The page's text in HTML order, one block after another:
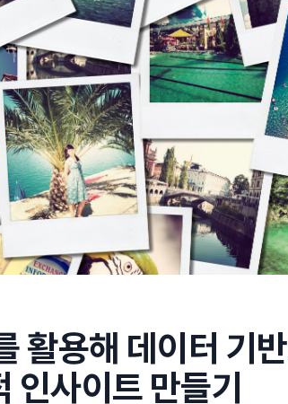
활용해 데이터 기
인사이트 만들기